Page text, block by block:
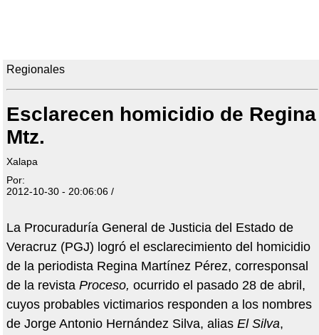
Regionales
Esclarecen homicidio de Regina
Mtz.
Xalapa
Por:
2012-10-30 - 20:06:06 /
La Procuraduría General de Justicia del Estado de
Veracruz (PGJ) logró el esclarecimiento del homicidio
de la periodista Regina Martínez Pérez, corresponsal
de la revista Proceso, ocurrido el pasado 28 de abril,
cuyos probables victimarios responden a los nombres
de Jorge Antonio Hernández Silva, alias El Silva,